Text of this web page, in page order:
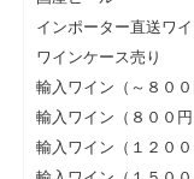
インポーター直送ワ
ワインケース売り
輸入ワイン（～８００
輸入ワイン（８００円
輸入ワイン（１２０